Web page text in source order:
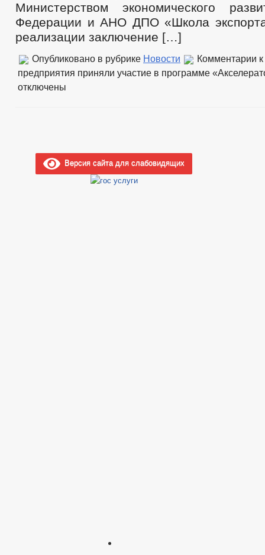
Министерством экономического
Федерации и АНО ДПО «Школа
реализации заключение […]
Опубликовано в рубрике Новости Комментарии
предприятия приняли участие в программе
отключены
Версия сайта для слабовидящих